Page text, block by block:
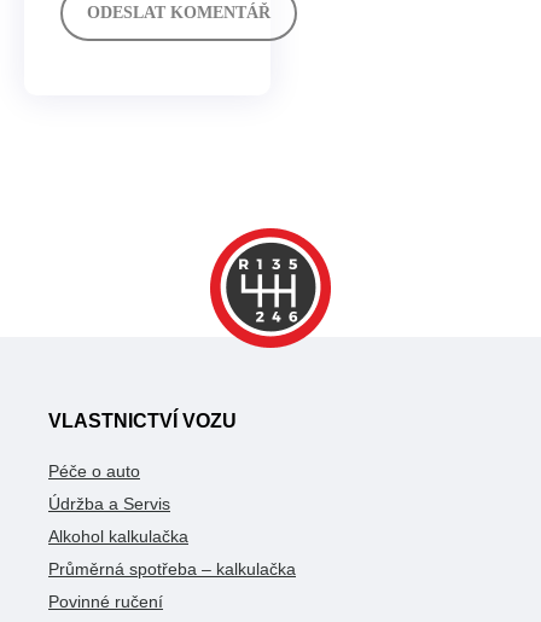
VLASTNICTVÍ VOZU
Péče o auto
Údržba a Servis
Alkohol kalkulačka
Průměrná spotřeba – kalkulačka
Povinné ručení